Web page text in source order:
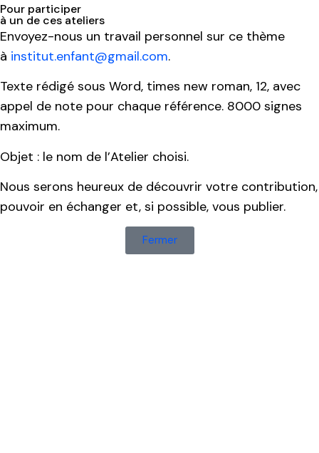
Pour participer
à un de ces ateliers
Envoyez-nous un travail personnel sur ce thème
à institut.enfant@gmail.com.
Texte rédigé sous Word, times new roman, 12, avec
appel de note pour chaque référence. 8000 signes
maximum.
Objet : le nom de l’Atelier choisi.
Nous serons heureux de découvrir votre contribution,
pouvoir en échanger et, si possible, vous publier.
Fermer